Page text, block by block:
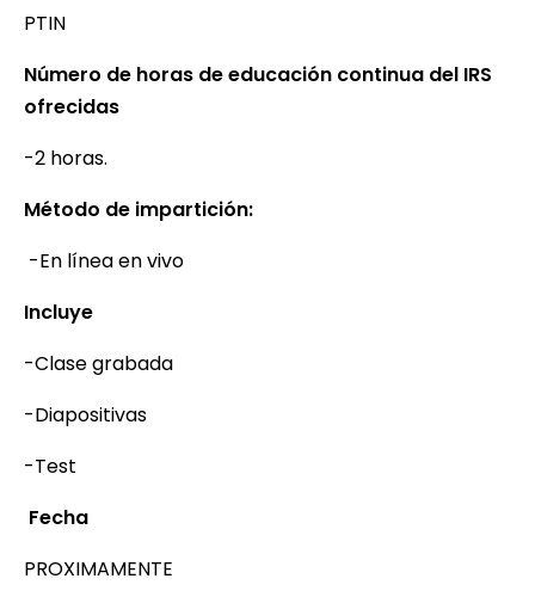
PTIN
Número de horas de educación continua del IRS
ofrecidas
-2 horas.
Método de impartición:
-En línea en vivo
Incluye
-Clase grabada
-Diapositivas
-Test
Fecha
PROXIMAMENTE